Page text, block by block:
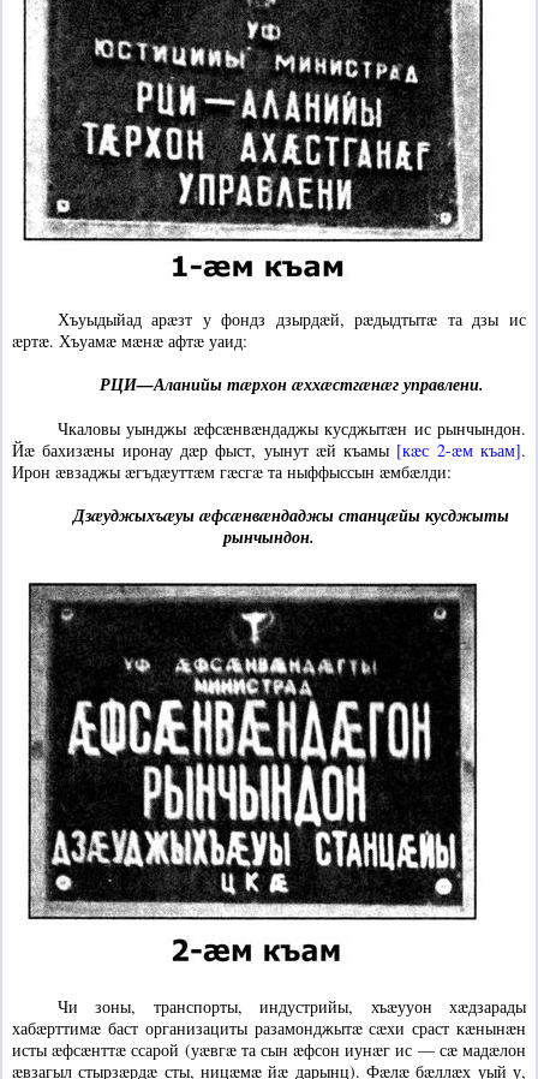
Хъуыдыйад арæзт у фондз дзырдæй, рæдыдтытæ та дзы ис
æртæ. Хъуамæ мæнæ афтæ уаид:
РЦИ—Аланийы тæрхон æххæстгæнæг управлени.
Чкаловы уынджы æфсæнвæндаджы кусджытæн ис рынчындон.
Йæ бахизæны иронау дæр фыст, уынут æй къамы [кæс 2-æм къам].
Ирон æвзаджы æгъдæуттæм гæсгæ та ныффыссын æмбæлди:
Дзæуджыхъæуы æфсæнвæндаджы станцæйы кусджыты
рынчындон.
Чи зоны, транспорты, индустрийы, хъæууон хæдзарады
хабæрттимæ баст организациты разамонджытæ сæхи сраст кæнынæн
исты æфсæнттæ ссарой (уæвгæ та сын æфсон иунæг ис — сæ мадæлон
æвзагыл стырзæрдæ сты, ницæмæ йæ дарынц). Фæлæ бæллæх уый у,